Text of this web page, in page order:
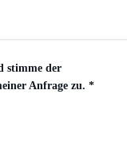
stimme der
Anfrage zu. *